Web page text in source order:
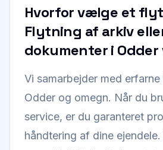
Hvorfor vælge et
Flytning af arkiv
dokumenter i Odder
Vi samarbejder med
Odder og omegn. Når du
service, er du garanteret
håndtering af dine